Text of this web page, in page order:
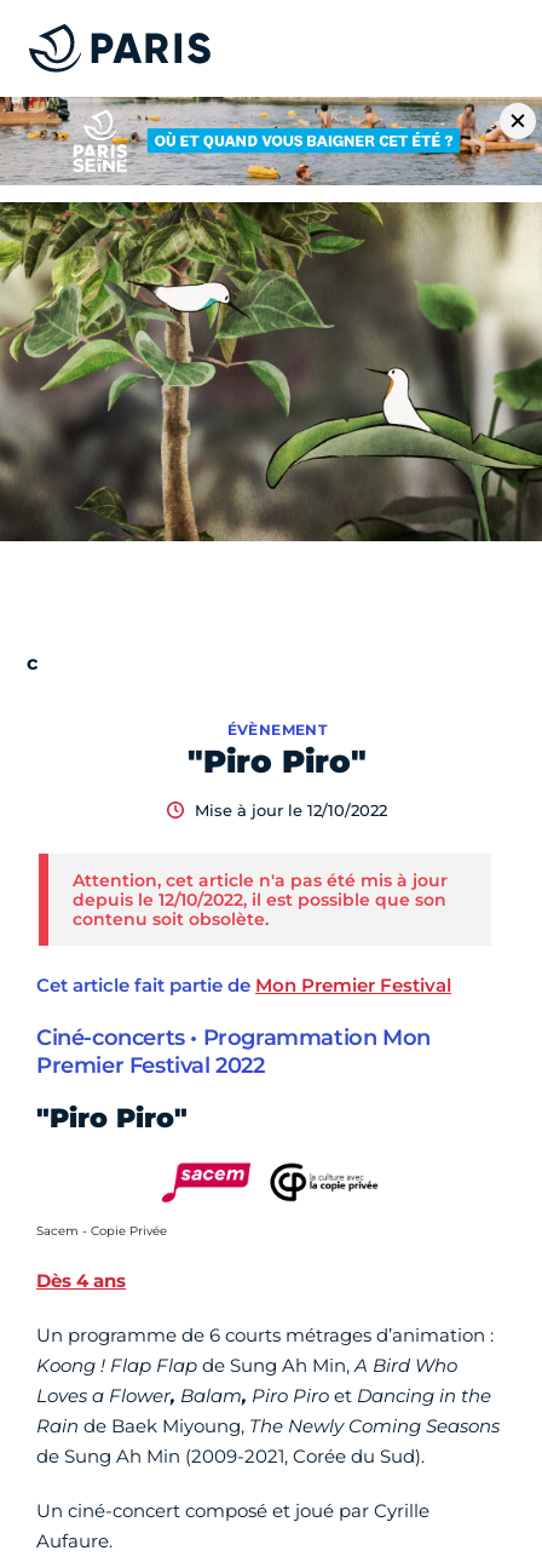
"Piro Piro"
ÉVÈNEMENT
Mise à jour le 12/10/2022
Attention, cet article n'a pas été mis à jour
depuis le 12/10/2022, il est possible que son
contenu soit obsolète.
Cet article fait partie de Mon Premier Festival
Ciné-concerts • Programmation Mon
Premier Festival 2022
"Piro Piro"
Crédit photo :
Sacem - Copie Privée
Dès 4 ans
Un programme de 6 courts métrages d’animation :
Koong ! Flap Flap de Sung Ah Min, A Bird Who
Loves a Flower, Balam, Piro Piro et Dancing in the
Rain de Baek Miyoung, The Newly Coming Seasons
de Sung Ah Min (2009-2021, Corée du Sud).
Un ciné-concert composé et joué par Cyrille
Aufaure.